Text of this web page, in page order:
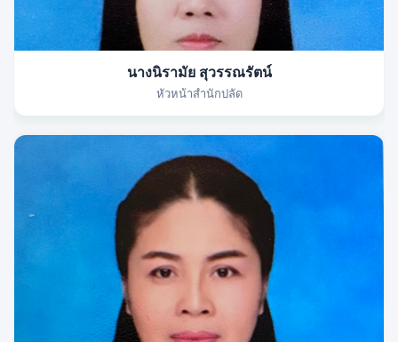
นางนิรามัย สุวรรณรัตน์
หัวหน้าสำนักปลัด